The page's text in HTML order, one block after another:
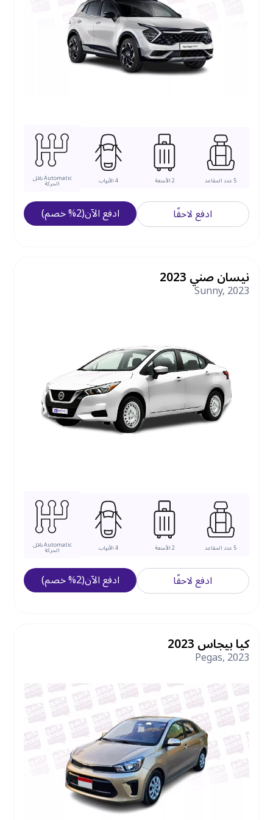
5عدد المقاعد 2الأمتعة 4الأبواب Automaticناقلالحركة
ادفع لاحقًا ادفع الآن(
2
%خصم)
نيسان صني 2023
Sunny,2023
5عدد المقاعد 2الأمتعة 4الأبواب Automaticناقلالحركة
ادفع لاحقًا ادفع الآن(
2
%خصم)
كيا بيجاس 2023
Pegas,2023